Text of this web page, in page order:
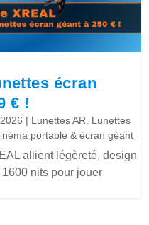
écran
€ !
| Lunettes AR, Lunettes
portable & écran géant
allient légèreté, design
nits pour jouer